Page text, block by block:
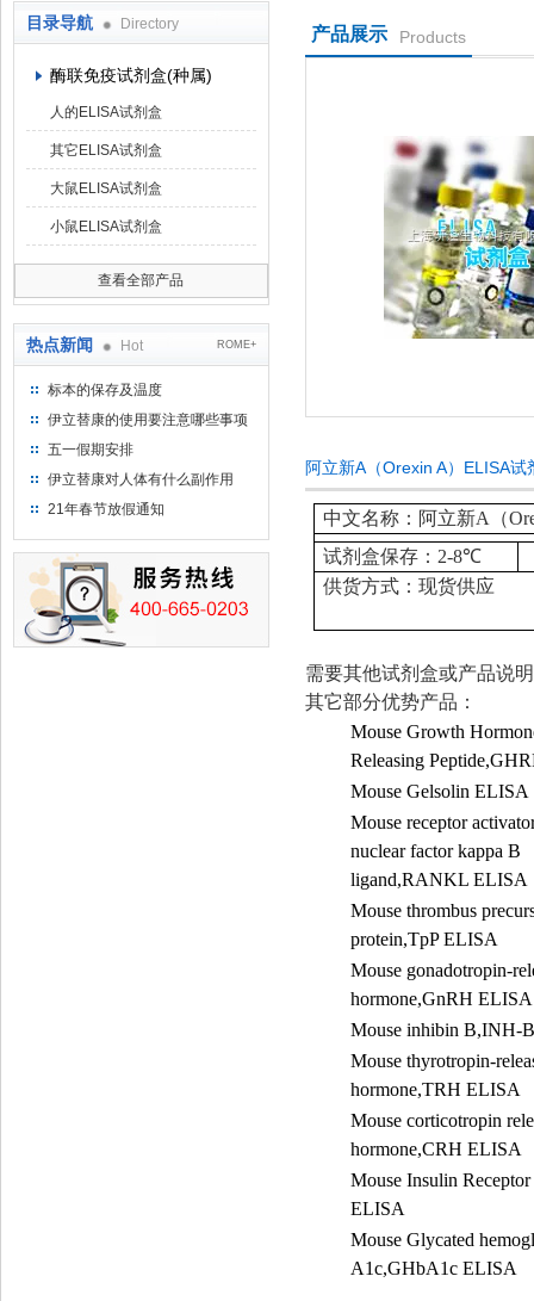
目录导航 Directory
酶联免疫试剂盒(种属)
人的ELISA试剂盒
其它ELISA试剂盒
大鼠ELISA试剂盒
小鼠ELISA试剂盒
查看全部产品
热点新闻 Hot ROME+
标本的保存及温度
伊立替康的使用要注意哪些事项
五一假期安排
伊立替康对人体有什么副作用
21年春节放假通知
产品展示 Products
阿立新A（Orexin A）ELISA试
中文名称：阿立新A（
试剂盒保存： 2-8℃
供货方式：现货供应
需要其他试剂盒或产品说
其它部分优势产品：
Mouse Growth
Releasing
Mouse Gelsolin ELISA
Mouse receptor
nuclear factor kappa B
ligand,RANKL ELISA
Mouse thrombus
protein,TpP ELISA
Mouse gonadotropin-
hormone,GnRH ELISA
Mouse inhibin B,INH-
Mouse thyrotropin-
hormone,TRH ELISA
Mouse corticotropin
hormone,CRH ELISA
Mouse Insulin Receptor
ELISA
Mouse Glycated
A1c,GHbA1c ELISA